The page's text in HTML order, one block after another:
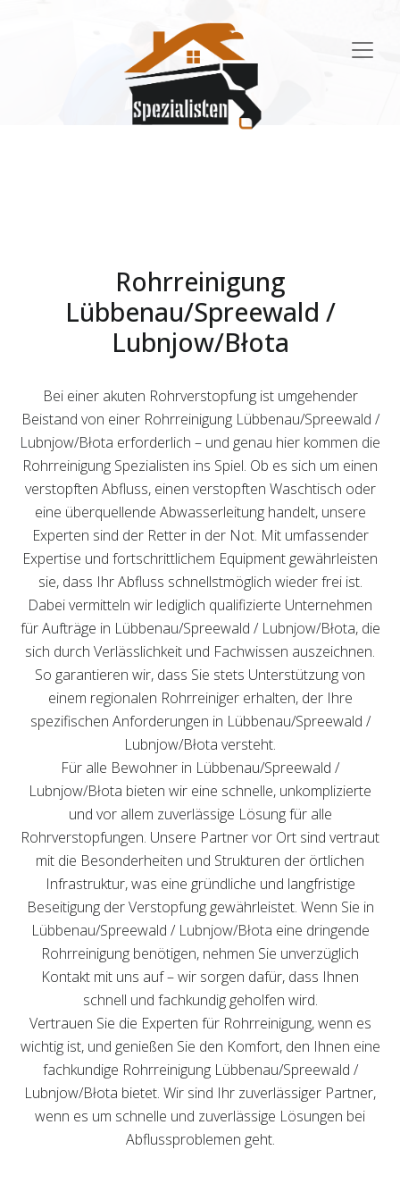
Rohrreinigung
Lübbenau/Spreewald /
Lubnjow/Błota
Bei einer akuten Rohrverstopfung ist umgehender
Beistand von einer Rohrreinigung Lübbenau/Spreewald /
Lubnjow/Błota erforderlich – und genau hier kommen die
Rohrreinigung Spezialisten ins Spiel. Ob es sich um einen
verstopften Abfluss, einen verstopften Waschtisch oder
eine überquellende Abwasserleitung handelt, unsere
Experten sind der Retter in der Not. Mit umfassender
Expertise und fortschrittlichem Equipment gewährleisten
sie, dass Ihr Abfluss schnellstmöglich wieder frei ist.
Dabei vermitteln wir lediglich qualifizierte Unternehmen
für Aufträge in Lübbenau/Spreewald / Lubnjow/Błota, die
sich durch Verlässlichkeit und Fachwissen auszeichnen.
So garantieren wir, dass Sie stets Unterstützung von
einem regionalen Rohrreiniger erhalten, der Ihre
spezifischen Anforderungen in Lübbenau/Spreewald /
Lubnjow/Błota versteht.
Für alle Bewohner in Lübbenau/Spreewald /
Lubnjow/Błota bieten wir eine schnelle, unkomplizierte
und vor allem zuverlässige Lösung für alle
Rohrverstopfungen. Unsere Partner vor Ort sind vertraut
mit die Besonderheiten und Strukturen der örtlichen
Infrastruktur, was eine gründliche und langfristige
Beseitigung der Verstopfung gewährleistet. Wenn Sie in
Lübbenau/Spreewald / Lubnjow/Błota eine dringende
Rohrreinigung benötigen, nehmen Sie unverzüglich
Kontakt mit uns auf – wir sorgen dafür, dass Ihnen
schnell und fachkundig geholfen wird.
Vertrauen Sie die Experten für Rohrreinigung, wenn es
wichtig ist, und genießen Sie den Komfort, den Ihnen eine
fachkundige Rohrreinigung Lübbenau/Spreewald /
Lubnjow/Błota bietet. Wir sind Ihr zuverlässiger Partner,
wenn es um schnelle und zuverlässige Lösungen bei
Abflussproblemen geht.